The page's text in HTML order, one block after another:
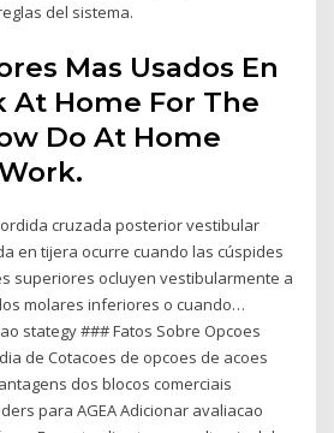
del sistema.
Mas Usados En
At Home For The
Do At Home
cruzada posterior vestibular
en tijera ocurre cuando las cúspides
superiores ocluyen vestibularmente a
molares inferiores o cuando…
stategy ### Fatos Sobre Opcoes
de Cotacoes de opcoes de acoes
dos blocos comerciais
para AGEA Adicionar avaliacao